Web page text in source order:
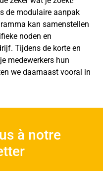
de modulaire aanpak
kan samenstellen
noden en
Tijdens de korte en
medewerkers hun
we daarnaast vooral in
à notre